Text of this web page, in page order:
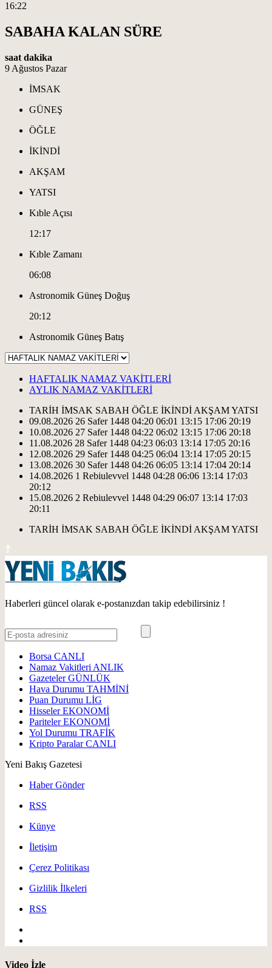
16:22
SABAHA KALAN SÜRE
saat dakika
9 Ağustos Pazar
İMSAK
GÜNEŞ
ÖĞLE
İKİNDİ
AKŞAM
YATSI
Kıble Açısı
12:17
Kıble Zamanı
06:08
Astronomik Güneş Doğuş
20:12
Astronomik Güneş Batış
HAFTALIK NAMAZ VAKİTLERİ
AYLIK NAMAZ VAKİTLERİ
TARİH İMSAK SABAH ÖĞLE İKİNDİ AKŞAMYATSI
09.08.2026 26 Safer 1448 04:20 06:01 13:15 17:06 20:19
10.08.2026 27 Safer 1448 04:22 06:02 13:15 17:06 20:18
11.08.2026 28 Safer 1448 04:23 06:03 13:14 17:05 20:16
12.08.2026 29 Safer 1448 04:25 06:04 13:14 17:05 20:15
13.08.2026 30 Safer 1448 04:26 06:05 13:14 17:04 20:14
14.08.2026 1 Rebiulevvel 1448 04:28 06:06 13:14 17:03
20:12
15.08.2026 2 Rebiulevvel 1448 04:29 06:07 13:14 17:03
20:11
TARİH İMSAK SABAH ÖĞLE İKİNDİ AKŞAMYATSI
Haberleri güncel olarak e-postanızdan takip edebilirsiniz !
Borsa CANLI
Namaz Vakitleri ANLIK
GazetelerGÜNLÜK
Hava Durumu TAHMİNİ
Puan Durumu LİG
HisselerEKONOMİ
ParitelerEKONOMİ
Yol Durumu TRAFİK
Kripto ParalarCANLI
Yeni Bakış Gazetesi
Haber Gönder
RSS
Künye
İletişim
Çerez Politikası
Gizlilik İlkeleri
RSS
Video İzle